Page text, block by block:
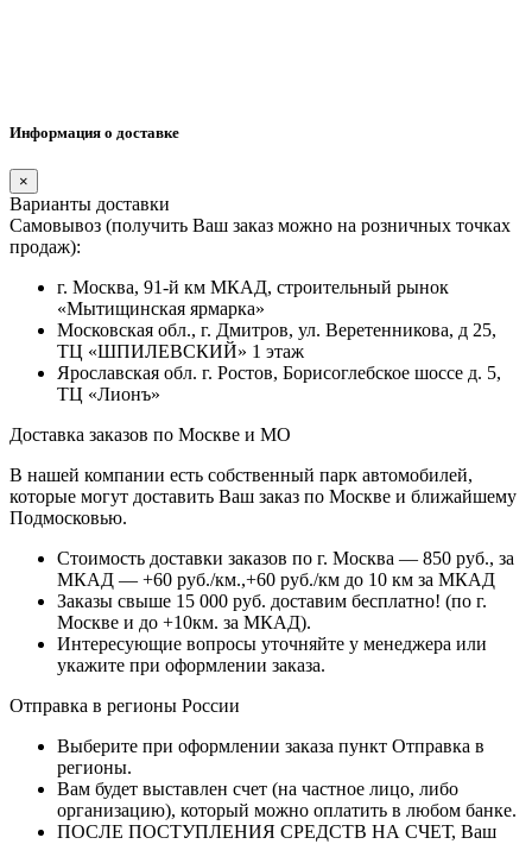
Информация о доставке
×
Варианты доставки
Самовывоз (получить Ваш заказ можно на розничных точках
продаж):
г. Москва, 91-й км МКАД, строительный рынок
«Мытищинская ярмарка»
Московская обл., г. Дмитров, ул. Веретенникова, д 25,
ТЦ «ШПИЛЕВСКИЙ» 1 этаж
Ярославская обл. г. Ростов, Борисоглебское шоссе д. 5,
ТЦ «Лионъ»
Доставка заказов по Москве и МО
В нашей компании есть собственный парк автомобилей,
которые могут доставить Ваш заказ по Москве и ближайшему
Подмосковью.
Стоимость доставки заказов по г. Москва — 850 руб., за
МКАД — +60 руб./км.,+60 руб./км до 10 км за МКАД
Заказы свыше 15 000 руб. доставим бесплатно! (по г.
Москве и до +10км. за МКАД).
Интересующие вопросы уточняйте у менеджера или
укажите при оформлении заказа.
Отправка в регионы России
Выберите при оформлении заказа пункт Отправка в
регионы.
Вам будет выставлен счет (на частное лицо, либо
организацию), который можно оплатить в любом банке.
ПОСЛЕ ПОСТУПЛЕНИЯ СРЕДСТВ НА СЧЕТ, Ваш